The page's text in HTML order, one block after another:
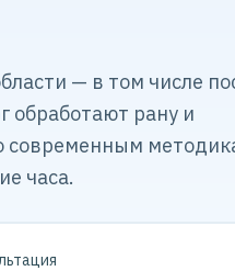
— в том числе
обработают рану и
современным
часа.